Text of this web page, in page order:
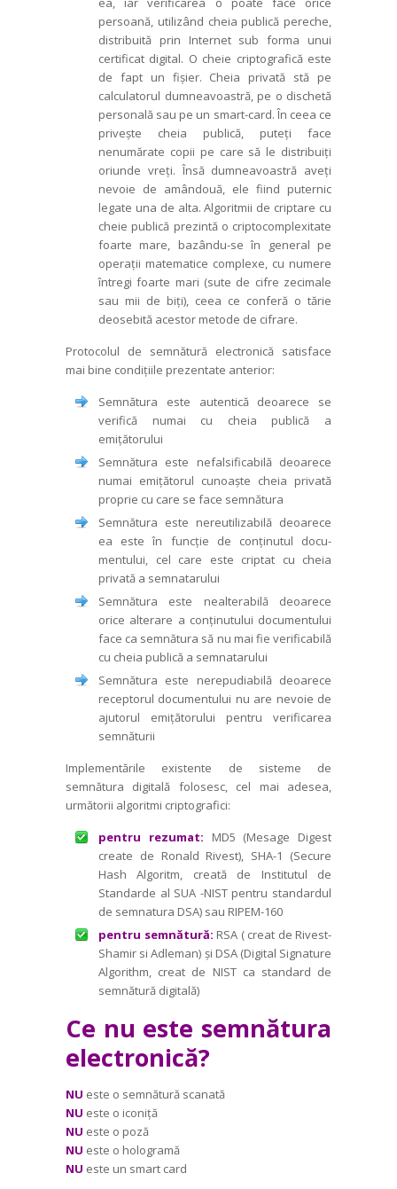
persoană, utilizând cheia publică pereche,
distribuită prin Internet sub forma unui
certificat digital. O cheie criptografică este
de fapt un fișier. Cheia privată stă pe
calculatorul dumneavoastră, pe o dischetă
personală sau pe un smart-card. În ceea ce
privește cheia publică, puteți face
nenumărate copii pe care să le distribuiți
oriunde vreți. Însă dumneavoastră aveți
nevoie de amândouă, ele fiind puternic
legate una de alta. Algoritmii de criptare cu
cheie publică prezintă o criptocomplexitate
foarte mare, bazându-se în general pe
operații matema­tice complexe, cu numere
întregi foarte mari (sute de cifre zecimale
sau mii de biți), ceea ce conferă o tărie
deosebită acestor metode de cifrare.
Protocolul de semnătură electronică satisface
mai bine condițiile prezentate anterior:
Semnătura este autentică deoa­rece se
verifică numai cu cheia publică a
emițătorului
Semnătura este nefalsificabilă deoa­rece
numai emițătorul cunoaște cheia privată
proprie cu care se face semnătura
Semnătura este nereutilizabilă deoa­rece
ea este în funcție de conținutul docu­
mentului, cel care este criptat cu cheia
privată a semnatarului
Semnătura este nealterabilă deoa­rece
orice alterare a conținutului documen­tului
face ca semnătura să nu mai fie verificabilă
cu cheia publică a semna­tarului
Semnătura este nerepudiabilă deoa­rece
receptorul documentului nu are ne­voie de
ajutorul emițătorului pentru veri­fi­carea
semnăturii
Implementările existente de sisteme de
semnătura digitală folosesc, cel mai ade­sea,
următorii algoritmi criptografici:
pentru rezumat: MD5 (Mesage Digest
create de Ronald Rivest), SHA-1 (Secure
Hash Algoritm, creată de Insti­tutul de
Standarde al SUA -NIST pentru standardul
de semnatura DSA) sau RIPEM-160
pentru semnătură: RSA ( creat de Rivest-
Shamir si Adleman) și DSA (Digital Signature
Algorithm, creat de NIST ca standard de
semnătură digitală)
Ce nu este semnătura
electronică?
NU este o semnătură scanată
NU este o iconiță
NU este o poză
NU este o hologramă
NU este un smart card